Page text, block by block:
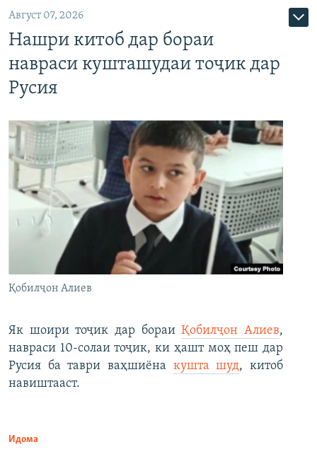
Август 07, 2026
Нашри китоб дар бораи
навраси кушташудаи тоҷик дар
Русия
Қобилҷон Алиев
Як шоири тоҷик дар бораиҚобилҷон Алиев,
навраси 10-солаи тоҷик, ки ҳашт моҳ пеш дар
Русия ба таври ваҳшиёна кушта шуд, китоб
навиштааст.
Идома